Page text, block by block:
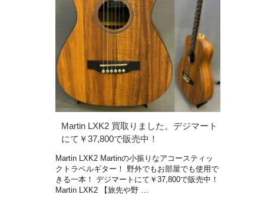
Martin LXK2 買取りました。デジマート
にて￥37,800で販売中！
Martin LXK2 Martinの小振りなアコースティッ
クトラベルギター！ 野外でもお部屋でも使用で
きる一本！ デジマートにて￥37,800で販売中！
Martin LXK2 【旅先や野 …